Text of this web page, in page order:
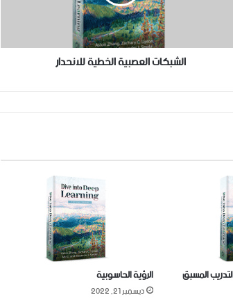
الشبكات العصبية الخطية للانحدار
المسبق الرؤية الحاسوبية
ديسمبر 21, 2022